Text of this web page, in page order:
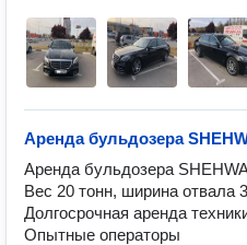
Аренда бульдозера
Аренда бульдозера
Вес 20 тонн, ширина отвала
Долгосрочная аренда
Опытные операторы